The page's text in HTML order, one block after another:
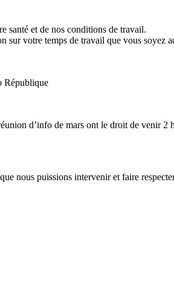
santé et de nos conditions de travail.
sur votre temps de travail que vous
République
d’info de mars ont le droit de venir
nous puissions intervenir et faire